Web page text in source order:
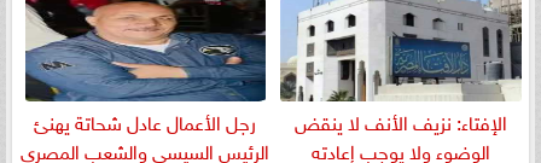
الإفتاء: نزيف الأنف لا ينقض
الوضوء ولا يوجب إعادته
رجل الأعمال عادل شحاتة يهنئ
الرئيس السيسي والشعب المصري